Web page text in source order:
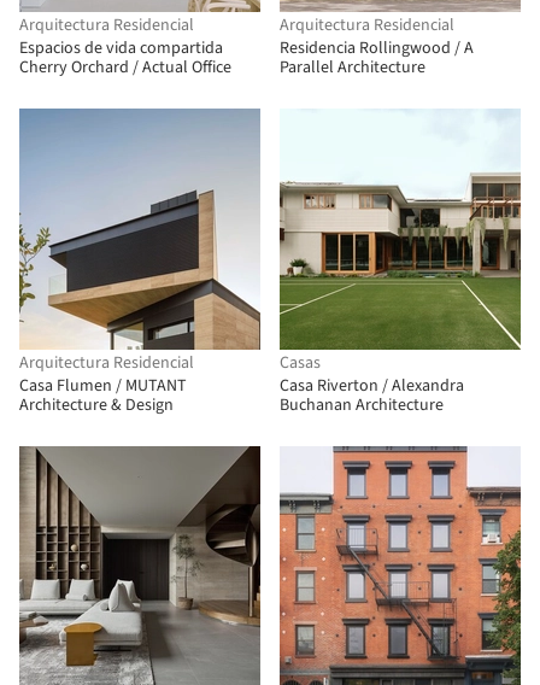
Arquitectura Residencial
Espacios de vida compartida
Cherry Orchard / Actual Office
Arquitectura Residencial
Residencia Rollingwood / A
Parallel Architecture
Arquitectura Residencial
Casa Flumen / MUTANT
Architecture & Design
Casas
Casa Riverton / Alexandra
Buchanan Architecture